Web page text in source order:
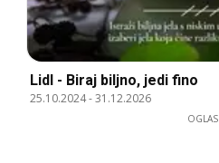
Lidl - Biraj biljno, jedi fino
25.10.2024-31.12.2026
OGLAS